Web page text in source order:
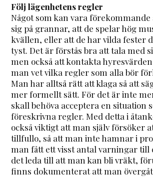
Följ lägenhetens regler
Något som kan vara
sig på grannar, att de spelar hög
kvällen, eller att de har vilda fester
tyst. Det är förstås bra att tala med
men också att kontakta hyresvärden
man vet vilka regler som alla bör
Man har alltså rätt att klaga så att
mer formellt sätt. För det är inte
skall behöva acceptera en situation
föreskrivna regler. Med detta i
också viktigt att man själv försöker
tillfullo, så att man inte hamnar i
man fått ett visst antal varningar till
det leda till att man kan bli vräkt,
finns dokumenterat att man